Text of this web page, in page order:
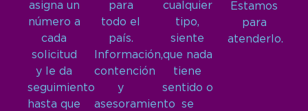
asigna un
número a
cada
solicitud
y le da
seguimiento
hasta que
para
todo el
país.
Información,
contención
y
asesoramiento
cualquier
tipo,
siente
que nada
tiene
sentido o
se
Estamos
para
atenderlo.